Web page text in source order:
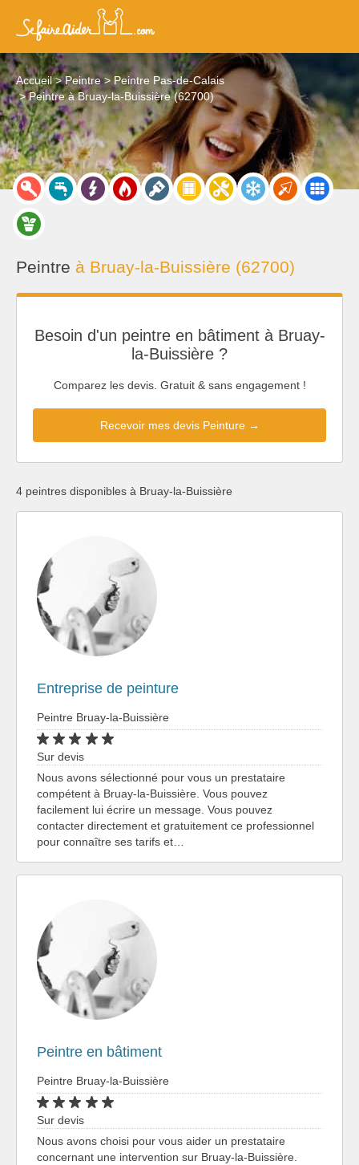
Accueil Peintre
Peintre Pas-de-Calais
Peintre à Bruay-la-Buissière (62700)
Peintre à Bruay-la-Buissière (62700)
Besoin d'un peintre en bâtiment à Bruay-
la-Buissière ?
Comparez les devis. Gratuit & sans engagement !
Recevoir mes devis Peinture →
4 peintres disponibles à Bruay-la-Buissière
Entreprise de peinture
Peintre Bruay-la-Buissière
Sur devis
Nous avons sélectionné pour vous un prestataire
compétent à Bruay-la-Buissière. Vous pouvez
facilement lui écrire un message. Vous pouvez
contacter directement et gratuitement ce professionnel
pour connaître ses tarifs et…
Peintre en bâtiment
Peintre Bruay-la-Buissière
Sur devis
Nous avons choisi pour vous aider un prestataire
concernant une intervention sur Bruay-la-Buissière.